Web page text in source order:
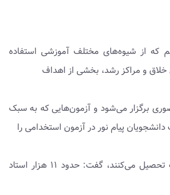
که از شیوه‌های مختلف آموزشی استفاده
خلاق و مراکز رشد، بخشی از اهداف
برگزار می‌شود و آزمون‌هایی که به سبک
پیام نور در آزمون استخدامی را
تقی‌زاده با بیان اینکه ۳۷۰۰۰۰ دانشجو در ۳۶۰ واحد دانشگاهی در مقاطع مختلف تحصیل می‌کنند، گفت: حدود ۱۱ هزار استاد